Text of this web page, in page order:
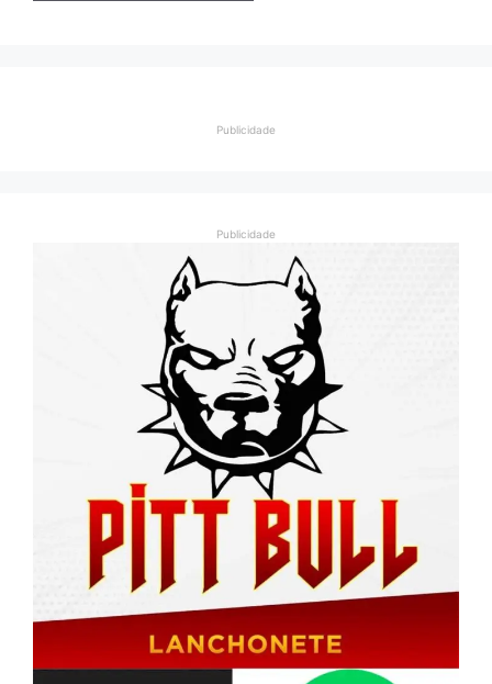
Publicidade
Publicidade